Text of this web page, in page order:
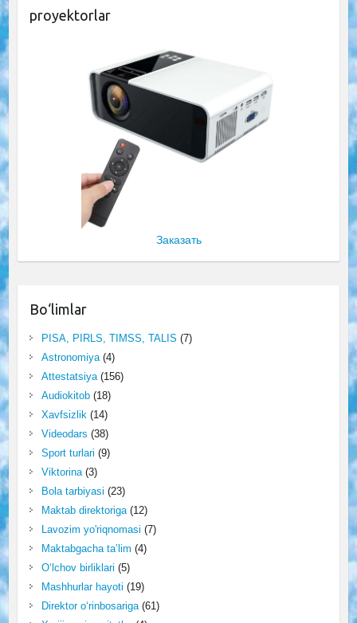
proyektorlar
Заказать
Bo‘limlar
PISA, PIRLS, TIMSS, TALIS (7)
Astronomiya(4)
Attestatsiya(156)
Audiokitob(18)
Xavfsizlik(14)
Videodars (38)
Sport turlari (9)
Viktorina(3)
Bola tarbiyasi (23)
Maktab direktoriga(12)
Lavozim yo'riqnomasi (7)
Maktabgacha ta’lim (4)
O‘lchov birliklari (5)
Mashhurlar hayoti (19)
Direktor o‘rinbosariga(61)